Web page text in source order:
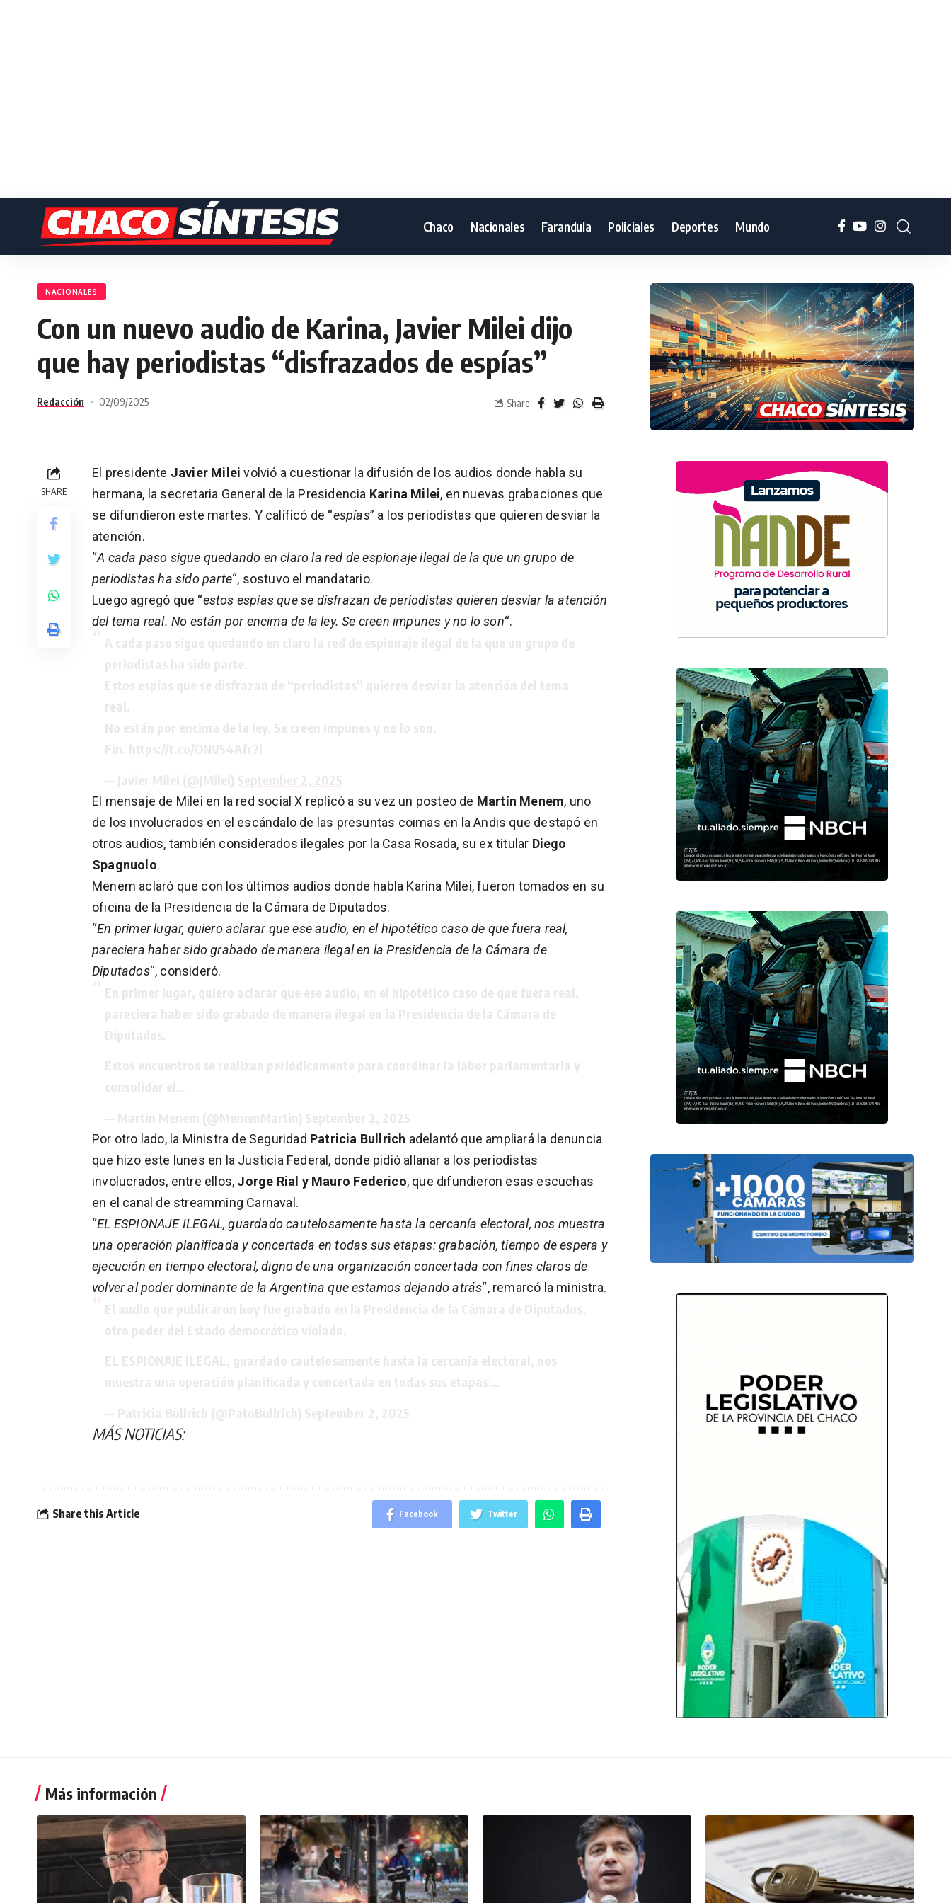
Chaco Nacionales Farandula Policiales Deportes Mundo
NACIONALES
Con un nuevo audio de Karina, Javier Milei dijo
que hay periodistas “disfrazados de espías”
Redacción 02/09/2025 Share
SHARE
El presidente Javier Milei volvió a cuestionar la difusión de los audios donde habla su
hermana, la secretaria General de la Presidencia Karina Milei, en nuevas grabaciones que
se difundieron este martes. Y calificó de “espías” a los periodistas que quieren desviar la
atención.
“A cada paso sigue quedando en claro la red de espionaje ilegal de la que un grupo de
periodistas ha sido parte“, sostuvo el mandatario.
Luego agregó que “estos espías que se disfrazan de periodistas quieren desviar la atención
del tema real. No están por encima de la ley. Se creen impunes y no lo son“.
El mensaje de Milei en la red social X replicó a su vez un posteo de Martín Menem, uno
de los involucrados en el escándalo de las presuntas coimas en la Andis que destapó en
otros audios, también considerados ilegales por la Casa Rosada, su ex titular Diego
Spagnuolo.
Menem aclaró que con los últimos audios donde habla Karina Milei, fueron tomados en su
oficina de la Presidencia de la Cámara de Diputados.
“En primer lugar, quiero aclarar que ese audio, en el hipotético caso de que fuera real,
pareciera haber sido grabado de manera ilegal en la Presidencia de la Cámara de
Diputados“, consideró.
Por otro lado, la Ministra de Seguridad Patricia Bullrich adelantó que ampliará la denuncia
que hizo este lunes en la Justicia Federal, donde pidió allanar a los periodistas
involucrados, entre ellos, Jorge Rial y Mauro Federico, que difundieron esas escuchas
en el canal de streamming Carnaval.
“EL ESPIONAJE ILEGAL, guardado cautelosamente hasta la cercanía electoral, nos muestra
una operación planificada y concertada en todas sus etapas: grabación, tiempo de espera y
ejecución en tiempo electoral, digno de una organización concertada con fines claros de
volver al poder dominante de la Argentina que estamos dejando atrás“, remarcó la ministra.
MÁS NOTICIAS:
Share this Article Facebook Twitter
Más información